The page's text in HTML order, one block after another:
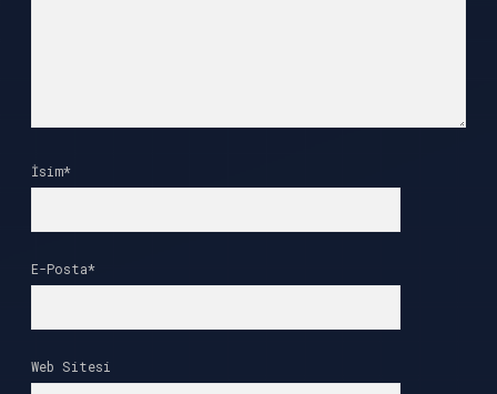
İsim*
E-Posta*
Web Sitesi